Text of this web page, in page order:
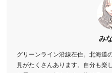
み
グリーンライン沿線在住。北海道
見がたくさんあります。自分も楽